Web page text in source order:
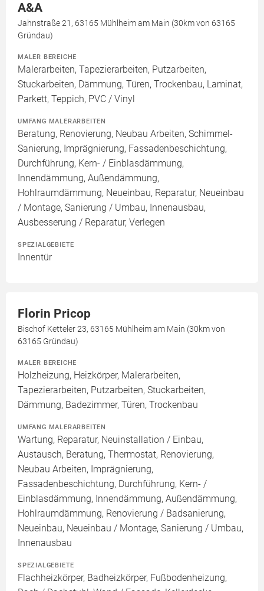
A&A
Jahnstraße 21, 63165 Mühlheim am Main (30km von 63165
Gründau)
MALER BEREICHE
Malerarbeiten, Tapezierarbeiten, Putzarbeiten,
Stuckarbeiten, Dämmung, Türen, Trockenbau, Laminat,
Parkett, Teppich, PVC / Vinyl
UMFANG MALERARBEITEN
Beratung, Renovierung, Neubau Arbeiten, Schimmel-
Sanierung, Imprägnierung, Fassadenbeschichtung,
Durchführung, Kern- / Einblasdämmung,
Innendämmung, Außendämmung,
Hohlraumdämmung, Neueinbau, Reparatur, Neueinbau
/ Montage, Sanierung / Umbau, Innenausbau,
Ausbesserung / Reparatur, Verlegen
SPEZIALGEBIETE
Innentür
Florin Pricop
Bischof Ketteler 23, 63165 Mühlheim am Main (30km von
63165 Gründau)
MALER BEREICHE
Holzheizung, Heizkörper, Malerarbeiten,
Tapezierarbeiten, Putzarbeiten, Stuckarbeiten,
Dämmung, Badezimmer, Türen, Trockenbau
UMFANG MALERARBEITEN
Wartung, Reparatur, Neuinstallation / Einbau,
Austausch, Beratung, Thermostat, Renovierung,
Neubau Arbeiten, Imprägnierung,
Fassadenbeschichtung, Durchführung, Kern- /
Einblasdämmung, Innendämmung, Außendämmung,
Hohlraumdämmung, Renovierung / Badsanierung,
Neueinbau, Neueinbau / Montage, Sanierung / Umbau,
Innenausbau
SPEZIALGEBIETE
Flachheizkörper, Badheizkörper, Fußbodenheizung,